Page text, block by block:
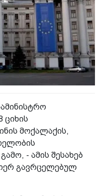
ციხის
მოქალაქის,
- ამის შესახებ
გავრცელებულ